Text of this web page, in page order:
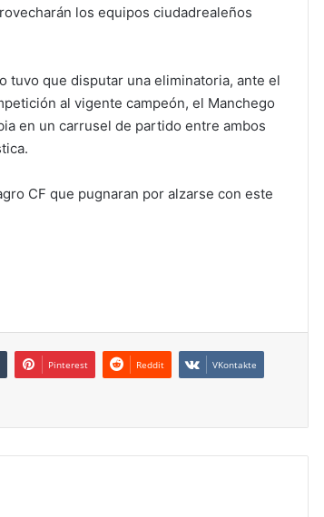
los equipos ciudadrealeños
tuvo que disputar una eliminatoria, ante el
al vigente campeón, el Manchego
en un carrusel de partido entre ambos
CF que pugnaran por alzarse con este
Pinterest Reddit VKontakte